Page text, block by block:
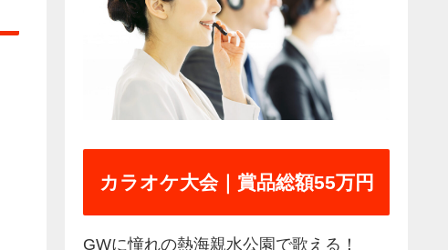
カラオケ大会｜賞品総額55万円
GWに憧れの熱海親水公園で歌える！